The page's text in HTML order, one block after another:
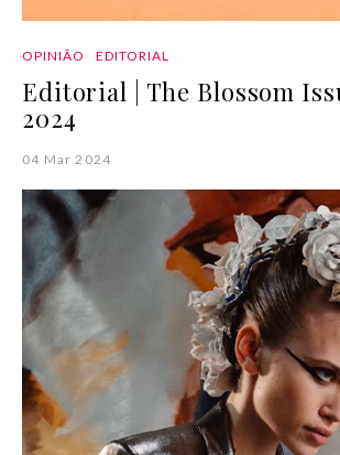
OPINIÃO EDITORIAL
Editorial | The Blossom
2024
04 Mar 2024